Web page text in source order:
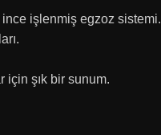
işlenmiş egzoz sistemi.
için şık bir sunum.